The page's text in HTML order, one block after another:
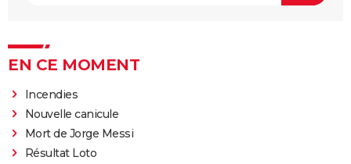
EN CE MOMENT
Incendies
Nouvelle canicule
Mort de Jorge Messi
Résultat Loto